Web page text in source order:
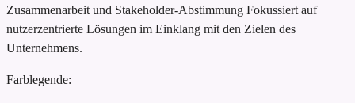
Zusammenarbeit und Stakeholder-Abstimmung Fokussiert auf
nutzerzentrierte Lösungen im Einklang mit den Zielen des
Unternehmens.
Farblegende: